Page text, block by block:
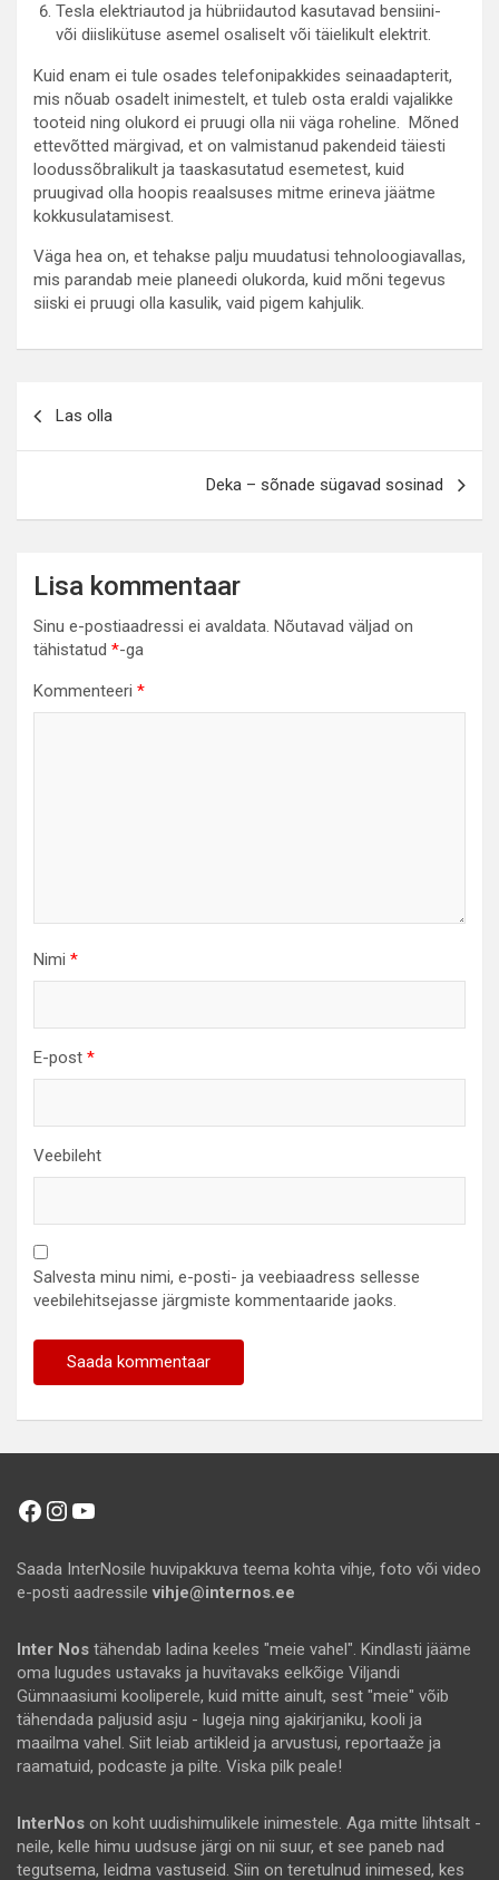
Tesla elektriautod ja hübriidautod kasutavad bensiini-
või diislikütuse asemel osaliselt või täielikult elektrit.
Kuid enam ei tule osades telefonipakkides seinaadapterit,
mis nõuab osadelt inimestelt, et tuleb osta eraldi vajalikke
tooteid ning olukord ei pruugi olla nii väga roheline. Mõned
ettevõtted märgivad, et on valmistanud pakendeid täiesti
loodussõbralikult ja taaskasutatud esemetest, kuid
pruugivad olla hoopis reaalsuses mitme erineva jäätme
kokkusulatamisest.
Väga hea on, et tehakse palju muudatusi tehnoloogiavallas,
mis parandab meie planeedi olukorda, kuid mõni tegevus
siiski ei pruugi olla kasulik, vaid pigem kahjulik.
Las olla
Deka – sõnade sügavad sosinad
Lisa kommentaar
Sinu e-postiaadressi ei avaldata. Nõutavad väljad on
tähistatud *-ga
Kommenteeri *
Nimi *
E-post *
Veebileht
Salvesta minu nimi, e-posti- ja veebiaadress sellesse
veebilehitsejasse järgmiste kommentaaride jaoks.
Facebook
Instagram
YouTube
Saada InterNosile huvipakkuva teema kohta vihje, foto või video
e-posti aadressile vihje@internos.ee
Inter Nos tähendab ladina keeles "meie vahel". Kindlasti jääme
oma lugudes ustavaks ja huvitavaks eelkõige Viljandi
Gümnaasiumi kooliperele, kuid mitte ainult, sest "meie" võib
tähendada paljusid asju - lugeja ning ajakirjaniku, kooli ja
maailma vahel. Siit leiab artikleid ja arvustusi, reportaaže ja
raamatuid, podcaste ja pilte. Viska pilk peale!
InterNos on koht uudishimulikele inimestele. Aga mitte lihtsalt -
neile, kelle himu uudsuse järgi on nii suur, et see paneb nad
tegutsema, leidma vastuseid. Siin on teretulnud inimesed, kes